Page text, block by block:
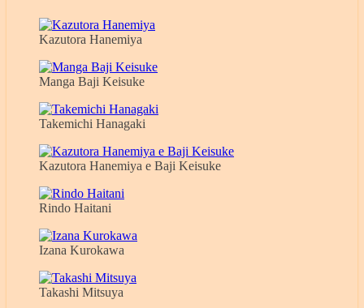
Kazutora Hanemiya
Manga Baji Keisuke
Takemichi Hanagaki
Kazutora Hanemiya e Baji Keisuke
Rindo Haitani
Izana Kurokawa
Takashi Mitsuya